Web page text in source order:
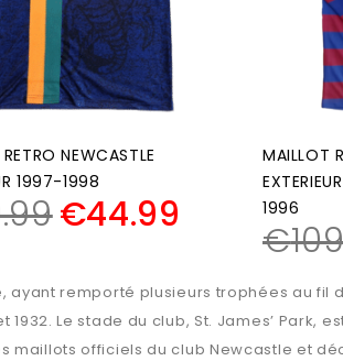
NEWCASTLE
1997-1998
€44.99
MAILLOT
1996
€
remporté plusieurs trophées au fil
1932. Le stade du club, St. James’
maillots officiels du club Newcastle et